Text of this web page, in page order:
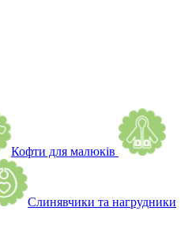
Кофти для малюків
Слинявчики та нагрудники